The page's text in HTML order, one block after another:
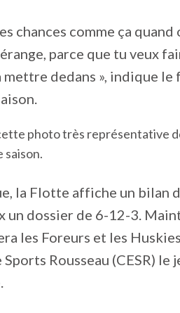
chances comme ça
parce que tu veux
mettre dedans », indique
photo très représentative
saison.
la Flotte affiche un bilan
un dossier de 6-12-3.
les Foreurs et les
Rousseau (CESR)